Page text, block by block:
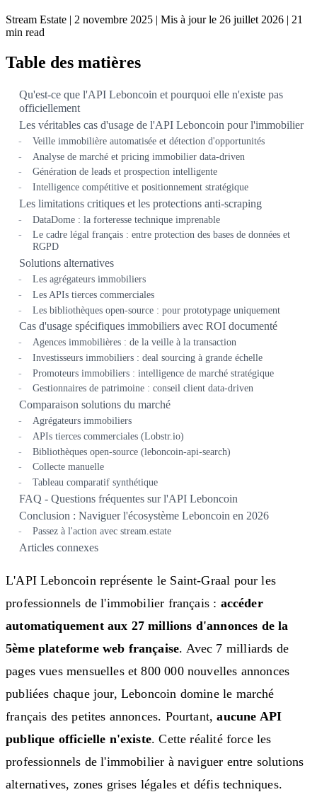
Stream Estate | 2 novembre 2025 | Mis à jour le 26 juillet 2026 | 21
min read
Table des matières
Qu'est-ce que l'API Leboncoin et pourquoi elle n'existe pas
officiellement
Les véritables cas d'usage de l'API Leboncoin pour l'immobilier
Veille immobilière automatisée et détection d'opportunités
Analyse de marché et pricing immobilier data-driven
Génération de leads et prospection intelligente
Intelligence compétitive et positionnement stratégique
Les limitations critiques et les protections anti-scraping
DataDome : la forteresse technique imprenable
Le cadre légal français : entre protection des bases de données et
RGPD
Solutions alternatives
Les agrégateurs immobiliers
Les APIs tierces commerciales
Les bibliothèques open-source : pour prototypage uniquement
Cas d'usage spécifiques immobiliers avec ROI documenté
Agences immobilières : de la veille à la transaction
Investisseurs immobiliers : deal sourcing à grande échelle
Promoteurs immobiliers : intelligence de marché stratégique
Gestionnaires de patrimoine : conseil client data-driven
Comparaison solutions du marché
Agrégateurs immobiliers
APIs tierces commerciales (Lobstr.io)
Bibliothèques open-source (leboncoin-api-search)
Collecte manuelle
Tableau comparatif synthétique
FAQ - Questions fréquentes sur l'API Leboncoin
Conclusion : Naviguer l'écosystème Leboncoin en 2026
Passez à l'action avec stream.estate
Articles connexes
L'API Leboncoin représente le Saint-Graal pour les
professionnels de l'immobilier français : accéder
automatiquement aux 27 millions d'annonces de la
5ème plateforme web française. Avec 7 milliards de
pages vues mensuelles et 800 000 nouvelles annonces
publiées chaque jour, Leboncoin domine le marché
français des petites annonces. Pourtant,aucune API
publique officielle n'existe. Cette réalité force les
professionnels de l'immobilier à naviguer entre solutions
alternatives, zones grises légales et défis techniques.